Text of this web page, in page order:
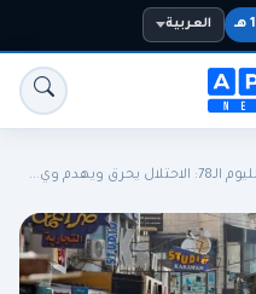
العربية
يحرق ويهدم وي...